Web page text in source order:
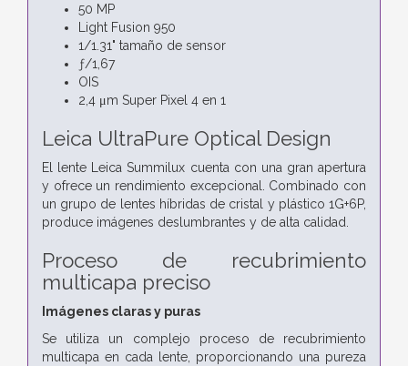
50 MP
Light Fusion 950
1/1.31" tamaño de sensor
ƒ/1,67
OIS
2,4 μm Super Pixel 4 en 1
Leica UltraPure Optical Design
El lente Leica Summilux cuenta con una gran apertura
y ofrece un rendimiento excepcional. Combinado con
un grupo de lentes híbridas de cristal y plástico 1G+6P,
produce imágenes deslumbrantes y de alta calidad.
Proceso de recubrimiento
multicapa preciso
Imágenes claras y puras
Se utiliza un complejo proceso de recubrimiento
multicapa en cada lente, proporcionando una pureza